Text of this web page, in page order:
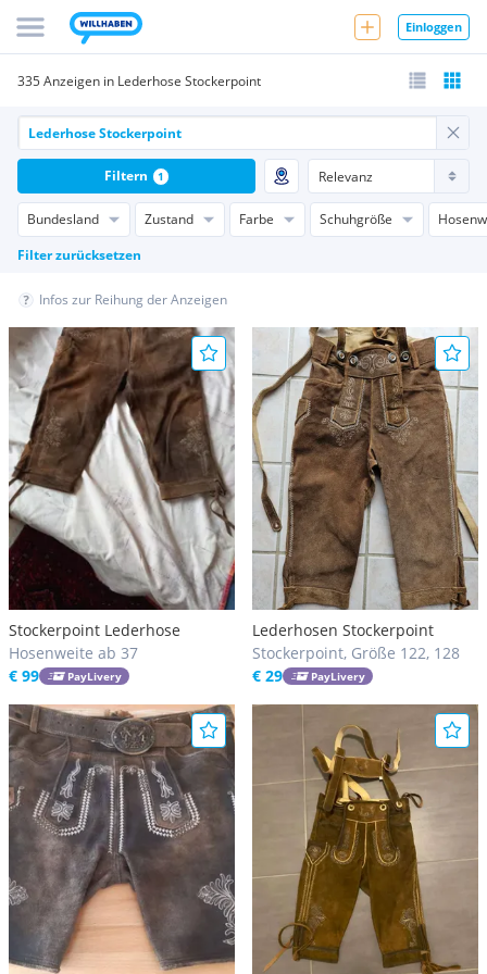
Einloggen
335 Anzeigen in Lederhose Stockerpoint
Bundesland Zustand Farbe Schuhgröße
Filter zurücksetzen
Filtern 1
Infos zur Reihung der Anzeigen
Stockerpoint Lederhose
Hosenweite ab 37
€ 99
PayLivery
Lederhosen Stockerpoint
Stockerpoint, Größe 122, 128
€ 29
PayLivery